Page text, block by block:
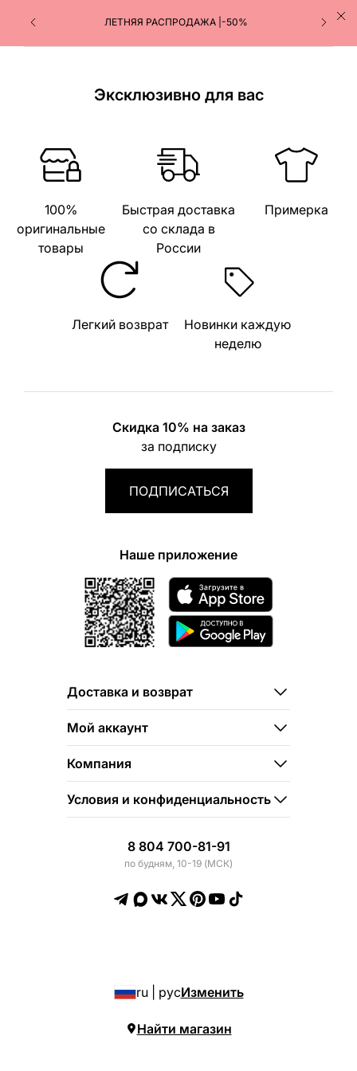
ЛЕТНЯЯ РАСПРОДАЖА |-50%
Эксклюзивно для вас
100%
оригинальные
товары
Быстрая доставка
со склада в
России
Примерка
Легкий возврат
Новинки каждую
неделю
Скидка 10% на заказ
за подписку
ПОДПИСАТЬСЯ
Наше приложение
Доставка и возврат
Мой аккаунт
Компания
Условия и конфиденциальность
8 804 700-81-91
по будням, 10-19 (МСК)
ru | русИзменить
Найти магазин